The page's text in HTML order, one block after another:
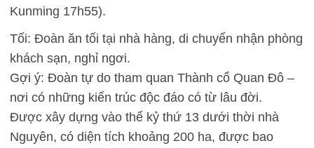
Kunming 17h55).
Tối: Đoàn ăn tối tại nhà hàng, di chuyển nhận phòng
khách sạn, nghỉ ngơi.
Gợi ý: Đoàn tự do tham quan Thành cổ Quan Đô –
nơi có những kiến trúc độc đáo có từ lâu đời.
Được xây dựng vào thế kỷ thứ 13 dưới thời nhà
Nguyên, có diện tích khoảng 200 ha, được bao